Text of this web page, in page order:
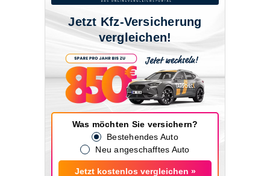
Jetzt Kfz-Versicherung
vergleichen!
Was möchten Sie versichern?
Bestehendes Auto
Neu angeschafftes Auto
Jetzt kostenlos vergleichen »